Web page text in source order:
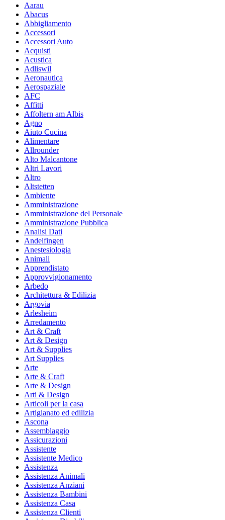
Aarau
Abacus
Abbigliamento
Accessori
Accessori Auto
Acquisti
Acustica
Adliswil
Aeronautica
Aerospaziale
AFC
Affitti
Affoltern am Albis
Agno
Aiuto Cucina
Alimentare
Allrounder
Alto Malcantone
Altri Lavori
Altro
Altstetten
Ambiente
Amministrazione
Amministrazione del Personale
Amministrazione Pubblica
Analisi Dati
Andelfingen
Anestesiologia
Animali
Apprendistato
Approvvigionamento
Arbedo
Architettura & Edilizia
Argovia
Arlesheim
Arredamento
Art & Craft
Art & Design
Art & Supplies
Art Supplies
Arte
Arte & Craft
Arte & Design
Arti & Design
Articoli per la casa
Artigianato ed edilizia
Ascona
Assemblaggio
Assicurazioni
Assistente
Assistente Medico
Assistenza
Assistenza Animali
Assistenza Anziani
Assistenza Bambini
Assistenza Casa
Assistenza Clienti